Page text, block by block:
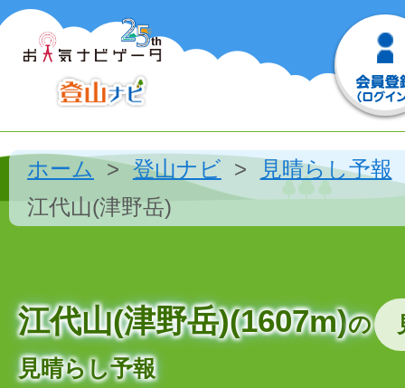
ホーム 登山ナビ
見晴らし予報
江代山(津野岳)
江代山(津野岳)(1607m)の
見晴らし予報